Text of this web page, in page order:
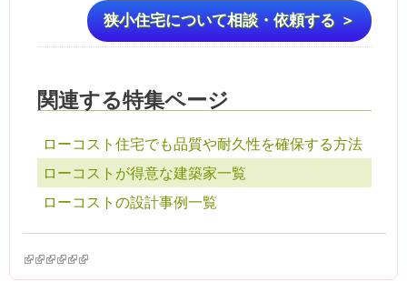
狭小住宅について相談・依頼する ＞
関連する特集ページ
ローコスト住宅でも品質や耐久性を確保する方法
ローコストが得意な建築家一覧
ローコストの設計事例一覧
(link is external)
(link is external)
(link is external)
(link is external)
(link is external)
(link is external)